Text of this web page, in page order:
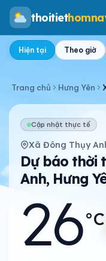
thoitiet
Hiện tại Theo giờ
Trang chủ Hưng Yên
Cập nhật thực tế
Xã Đông Thụy
Dự báo thời
Anh, Hưng
26°C